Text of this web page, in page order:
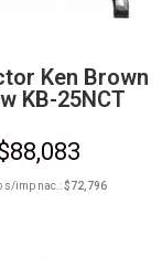
Ken Brown
KB-25NCT
88,083
s/imp nac.:$72,796